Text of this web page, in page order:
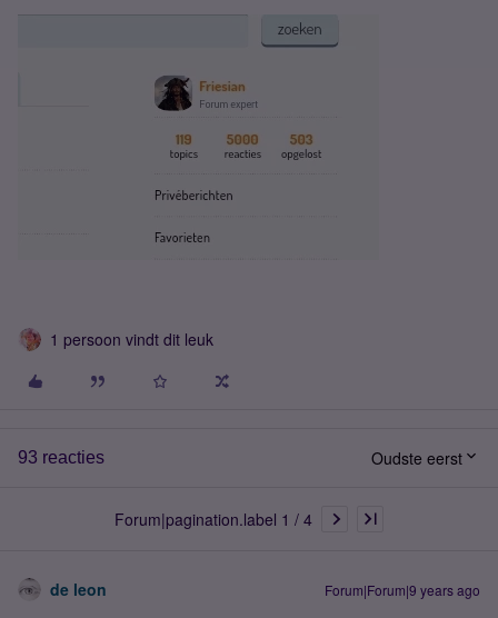
1 persoon vindt dit leuk
93 reacties Oudste eerst
Forum|pagination.label 1 / 4
de leon Forum|Forum|9 years ago